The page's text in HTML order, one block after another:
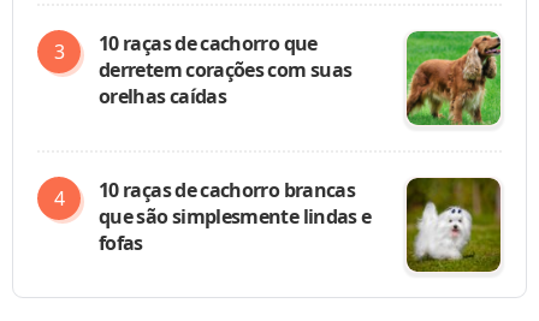
10 raças de cachorro que
derretem corações com suas
orelhas caídas
10 raças de cachorro brancas
que são simplesmente lindas e
fofas